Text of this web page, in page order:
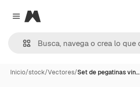
Close menu
Magnific
Inicio/stock/Vectores/Set de pegatinas vin…